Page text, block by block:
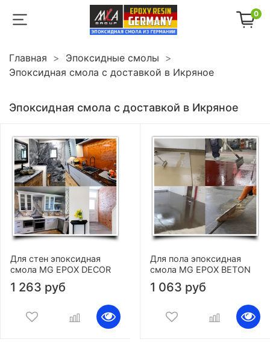
0
Главная
Эпоксидные смолы
Эпоксидная смола с доставкой в Икряное
Эпоксидная смола с доставкой в Икряное
Для стен эпоксидная
смола MG EPOX DECOR
1 263 руб
Для пола эпоксидная
смола MG EPOX BETON
1 063 руб